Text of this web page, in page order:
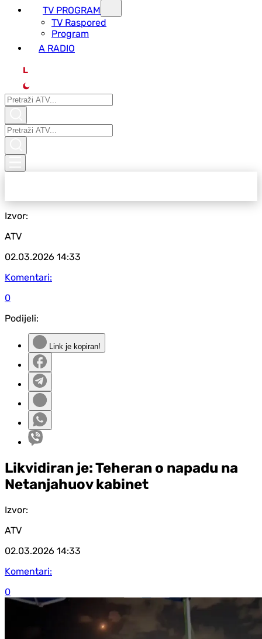
TV PROGRAM
ТV Raspored
Program
A RADIO
L
Izvor:
ATV
02.03.2026 14:33
Komentari:
0
Podijeli:
Link je kopiran!
Likvidiran je: Teheran o napadu na
Netanjahuov kabinet
Izvor:
ATV
02.03.2026 14:33
Komentari:
0